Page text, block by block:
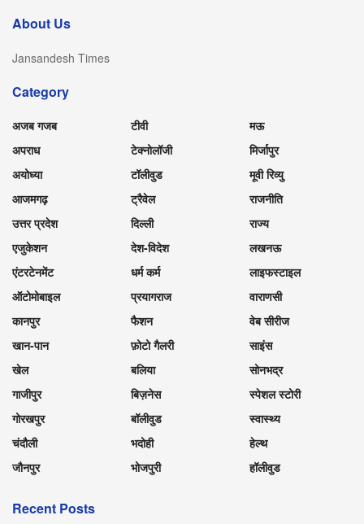
About Us
Jansandesh Times
Category
अजब गजब
अपराध
अयोध्या
आजमगढ़
उत्तर प्रदेश
एजुकेशन
एंटरटेनमेंट
ऑटोमोबाइल
कानपुर
खान-पान
खेल
गाजीपुर
गोरखपुर
चंदौली
जौनपुर
टीवी
टेक्नोलॉजी
टॉलीवुड
ट्रैवेल
दिल्ली
देश-विदेश
धर्म कर्म
प्रयागराज
फैशन
फ़ोटो गैलरी
बलिया
बिज़नेस
बॉलीवुड
भदोही
भोजपुरी
मऊ
मिर्जापुर
मूवी रिव्यु
राजनीति
राज्य
लखनऊ
लाइफस्टाइल
वाराणसी
वेब सीरीज
साइंस
सोनभद्र
स्पेशल स्टोरी
स्वास्थ्य
हेल्थ
हॉलीवुड
Recent Posts